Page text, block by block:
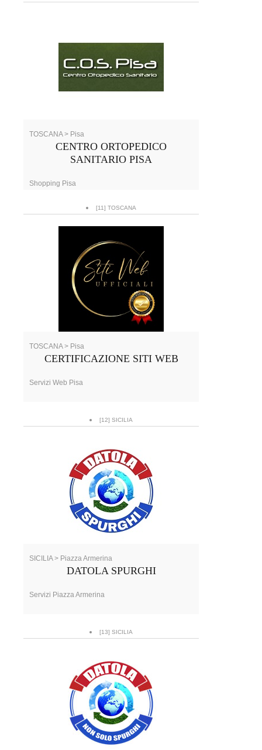
TOSCANA > Pisa
CENTRO ORTOPEDICO
SANITARIO PISA
Shopping Pisa
[11] TOSCANA
TOSCANA > Pisa
CERTIFICAZIONE SITI WEB
Servizi Web Pisa
[12] SICILIA
SICILIA > Piazza Armerina
DATOLA SPURGHI
Servizi Piazza Armerina
[13] SICILIA